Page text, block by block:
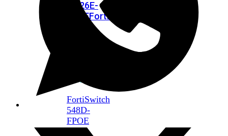
M426E-
FPOEFortiSwitchRugged
Series
FortiSwitch
548D-
FPOE